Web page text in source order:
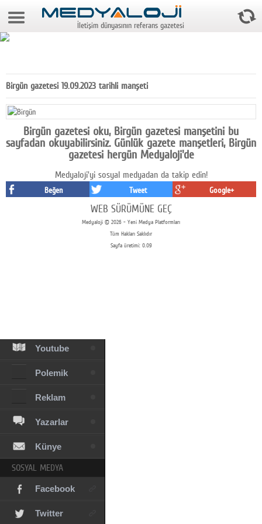
8 Ağustos 2026 6:49:56
Gazeteler
Medya
Reyting-tiraj
Teknoloji
Youtube
Polemik
Reklam
Yazarlar
Künye
SOSYAL MEDYA
Facebook
Twitter
İletişim dünyasının referans gazetesi
Birgün gazetesi 19.09.2023 tarihli manşeti
Birgün gazetesi oku, Birgün gazetesi manşetini bu
sayfadan okuyabilirsiniz. Günlük gazete manşetleri, Birgün
gazetesi hergün Medyaloji'de
Medyaloji'yi sosyal medyadan da takip edin!
Beğen Tweet Google+
WEB SÜRÜMÜNE GEÇ
Medyaloji © 2026 - Yeni Medya Platformları
Tüm Hakları Saklıdır
Sayfa üretimi: 0.09